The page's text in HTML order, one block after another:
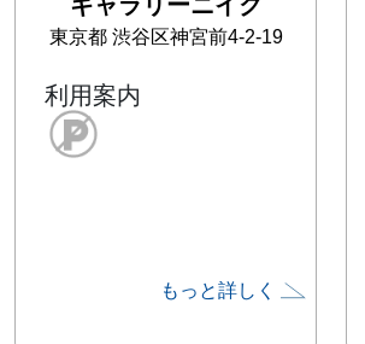
東京都 渋谷区神宮前4-2-19
利用案内
もっと詳しく